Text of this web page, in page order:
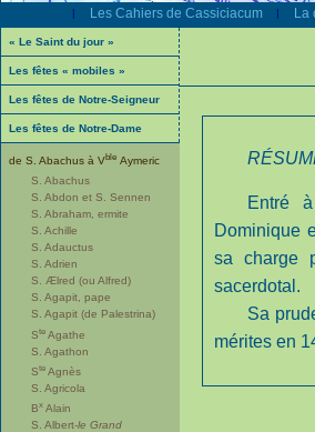
| Les Cahiers de Cassiciacum | La
« Le Saint du jour »
Les fêtes « mobiles »
Les fêtes de Notre-Seigneur
Les fêtes de Notre-Dame
de S. Abachus à Vble Aymeric
S. Abachus
S. Abdon et S. Sennen
S. Abraham, ermite
S. Achille
S. Adauctus
S. Adrien
S. Ælred (ou Alfred)
S. Agapit, pape
S. Agapit (de Palestrina)
Ste Agathe
S. Agathon
Ste Agnès
S. Agricola
Bx Alain
S. Albert-le Grand
Entré
Dominique
sa charge
sacerdotal.
Sa
mérites en